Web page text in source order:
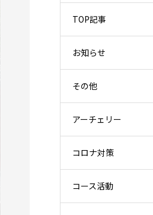
TOP記事
お知らせ
その他
アーチェリー
コロナ対策
コース活動